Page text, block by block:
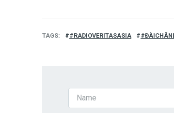
TAGS #RADIOVERITASASIA